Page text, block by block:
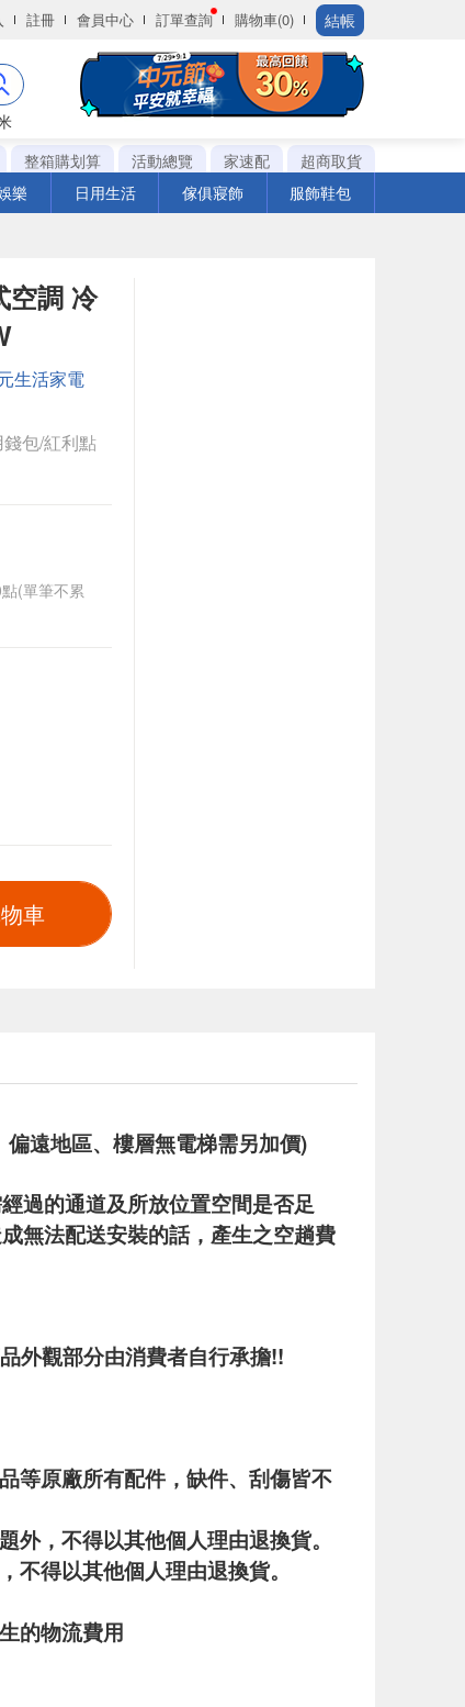
註冊 會員中心 訂單查詢 購物車(0) 結帳
整箱購划算 活動總覽 家速配
超商取貨
樂 日用生活 傢俱寢飾 服飾鞋包
空調 冷
生活家電
包/紅利點
(單筆不累
車
遠地區、樓層無電梯需另加價)
過的通道及所放位置空間是否足
無法配送安裝的話，產生之空趟費
外觀部分由消費者自行承擔!!
等原廠所有配件，缺件、刮傷皆不
，不得以其他個人理由退換貨。
得以其他個人理由退換貨。
的物流費用